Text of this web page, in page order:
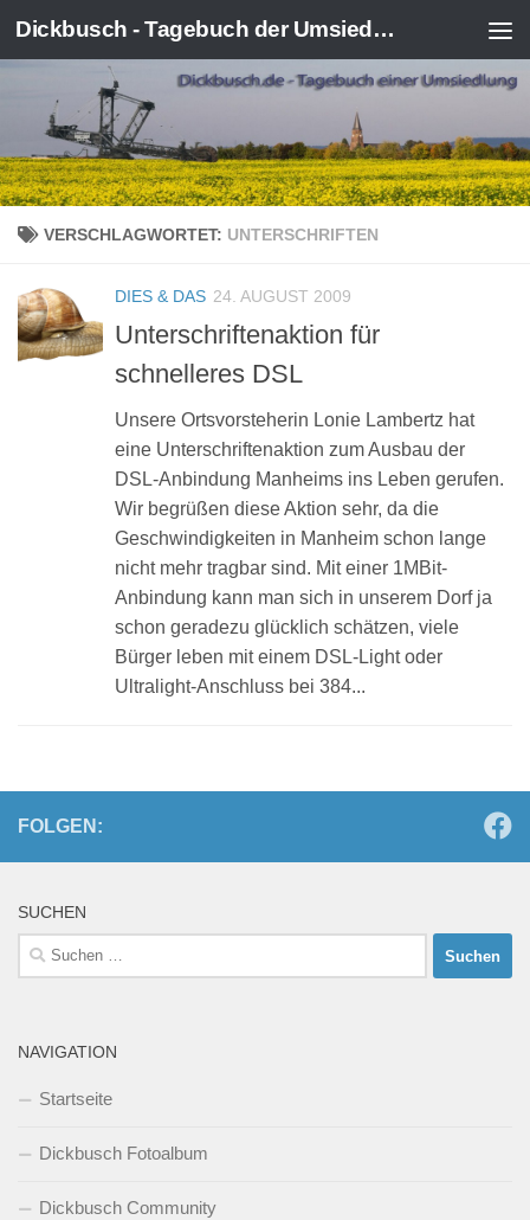
Zum Inhalt springen Dickbusch - Tagebuch der Umsiedlung von Kerpen-Manheim
VERSCHLAGWORTET: UNTERSCHRIFTEN
DIES & DAS 24. AUGUST 2009
Unterschriftenaktion für
schnelleres DSL
Unsere Ortsvorsteherin Lonie Lambertz hat
eine Unterschriftenaktion zum Ausbau der
DSL-Anbindung Manheims ins Leben gerufen.
Wir begrüßen diese Aktion sehr, da die
Geschwindigkeiten in Manheim schon lange
nicht mehr tragbar sind. Mit einer 1MBit-
Anbindung kann man sich in unserem Dorf ja
schon geradezu glücklich schätzen, viele
Bürger leben mit einem DSL-Light oder
Ultralight-Anschluss bei 384...
FOLGEN:
SUCHEN
Suchen
nach:
NAVIGATION
Startseite
Dickbusch Fotoalbum
Dickbusch Community